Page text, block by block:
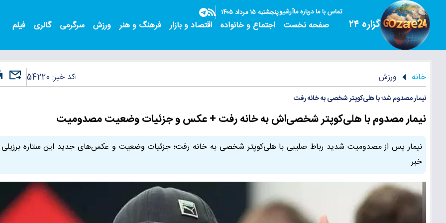
گزاره ۲۴
تماس با مادرباره ماآرشیوپنجشنبه ۱۵ مرداد ۱۴۰۵
صفحه نخست اجتماع و خانواده اقتصاد و بازار فرهنگ و هنر ورزش سرگرمی گالری فیلم
خانه ورزش کد خبر: 54220
نیمار مصدوم شد؛ با هلی‌کوپتر شخصی به خانه رفت
نیمار مصدوم با هلی‌کوپتر شخصی‌اش به خانه رفت + عکس و جزئیات وضعیت مصدومیت
نیمار پس از مصدومیت شدید رباط صلیبی با هلی‌کوپتر شخصی به خانه رفت؛ جزئیات وضعیت و عکس‌های جدید این ستاره برزیلی
خبر.